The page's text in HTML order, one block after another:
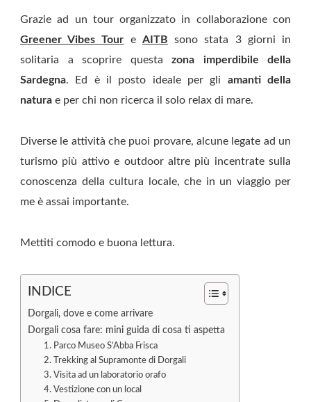
Grazie ad un tour organizzato in collaborazione con
Greener Vibes Tour e AITB sono stata 3 giorni in
solitaria a scoprire questa zona imperdibile della
Sardegna. Ed è il posto ideale per gli amanti della
natura e per chi non ricerca il solo relax di mare.
Diverse le attività che puoi provare, alcune legate ad un
turismo più attivo e outdoor altre più incentrate sulla
conoscenza della cultura locale, che in un viaggio per
me è assai importante.
Mettiti comodo e buona lettura.
INDICE
Dorgali, dove e come arrivare
Dorgali cosa fare: mini guida di cosa ti aspetta
1. Parco Museo S’Abba Frisca
2. Trekking al Supramonte di Dorgali
3. Visita ad un laboratorio orafo
4. Vestizione con un local